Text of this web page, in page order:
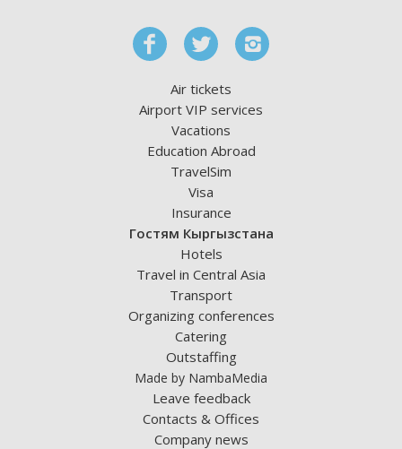
Air tickets
Airport VIP services
Vacations
Education Abroad
TravelSim
Visa
Insurance
Гостям Кыргызстана
Hotels
Travel in Central Asia
Transport
Organizing conferences
Catering
Outstaffing
Made by NambaMedia
Leave feedback
Contacts & Offices
Company news